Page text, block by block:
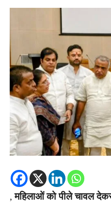
,महिलाओं को पीले चावल